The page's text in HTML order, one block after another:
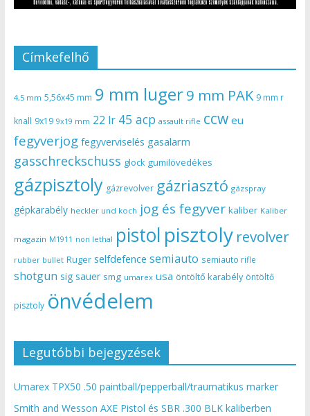
Címkefelhő
4,5 mm 5,56x45 mm 9 mm luger9 mm PAK 9 mm r
knall 9x19 9x19 mm 22 lr 45 acp assault rifle ccw eu
fegyverjog fegyverviselés gasalarm
gasschreckschuss glock gumilövedékes
gázpisztoly gázrevolver gázriasztó gázspray
gépkarabély heckler und koch jog és fegyver kaliber Kaliber
magazin M1911 non lethal pistol pisztoly revolver
rubber bullet Ruger selfdefence semiauto semiauto rifle
shotgun sig sauer smg umarex usa öntöltő karabély öntöltő
pisztoly önvédelem
Legutóbbi bejegyzések
Umarex TPX50 .50 paintball/pepperball/traumatikus marker
Smith and Wesson AXE Pistol és SBR .300 BLK kaliberben